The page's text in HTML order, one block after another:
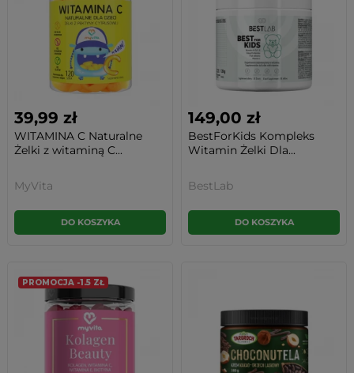
39,99 zł
WITAMINA C Naturalne
Żelki z witaminą C...
MyVita
DO KOSZYKA
149,00 zł
BestForKids Kompleks
Witamin Żelki Dla...
BestLab
DO KOSZYKA
PROMOCJA -1.5 ZŁ